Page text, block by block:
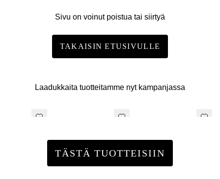
Sivu on voinut poistua tai siirtyä
TAKAISIN ETUSIVULLE
Laadukkaita tuotteitamme nyt kampanjassa
TÄSTÄ TUOTTEISIIN